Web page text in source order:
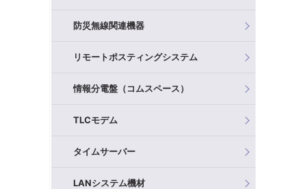
防災無線関連機器
リモートポスティングシステム
情報分電盤（コムスペース）
TLCモデム
タイムサーバー
LANシステム機材